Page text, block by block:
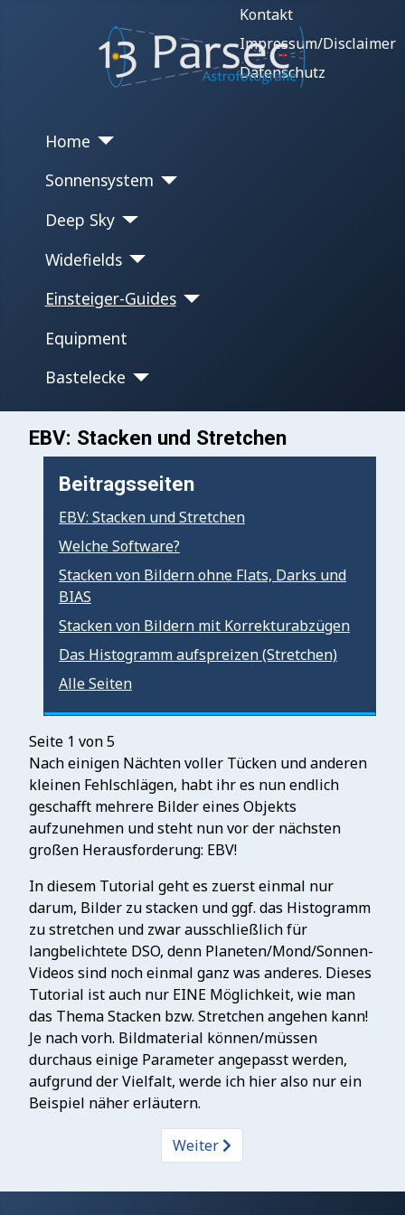
Kontakt
Impressum/Disclaimer
Datenschutz
Home
Sonnensystem
Deep Sky
Widefields
Einsteiger-Guides
Equipment
Bastelecke
EBV: Stacken und Stretchen
Beitragsseiten
EBV: Stacken und Stretchen
Welche Software?
Stacken von Bildern ohne Flats, Darks und
BIAS
Stacken von Bildern mit Korrekturabzügen
Das Histogramm aufspreizen (Stretchen)
Alle Seiten
Seite 1 von 5
Nach einigen Nächten voller Tücken und anderen
kleinen Fehlschlägen, habt ihr es nun endlich
geschafft mehrere Bilder eines Objekts
aufzunehmen und steht nun vor der nächsten
großen Herausforderung: EBV!
In diesem Tutorial geht es zuerst einmal nur
darum, Bilder zu stacken und ggf. das Histogramm
zu stretchen und zwar ausschließlich für
langbelichtete DSO, denn Planeten/Mond/Sonnen-
Videos sind noch einmal ganz was anderes. Dieses
Tutorial ist auch nur EINE Möglichkeit, wie man
das Thema Stacken bzw. Stretchen angehen kann!
Je nach vorh. Bildmaterial können/müssen
durchaus einige Parameter angepasst werden,
aufgrund der Vielfalt, werde ich hier also nur ein
Beispiel näher erläutern.
Weiter